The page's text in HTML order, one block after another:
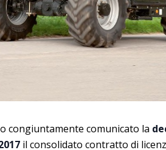
congiuntamente comunicato la
il consolidato contratto di